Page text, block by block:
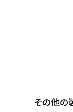
その他の